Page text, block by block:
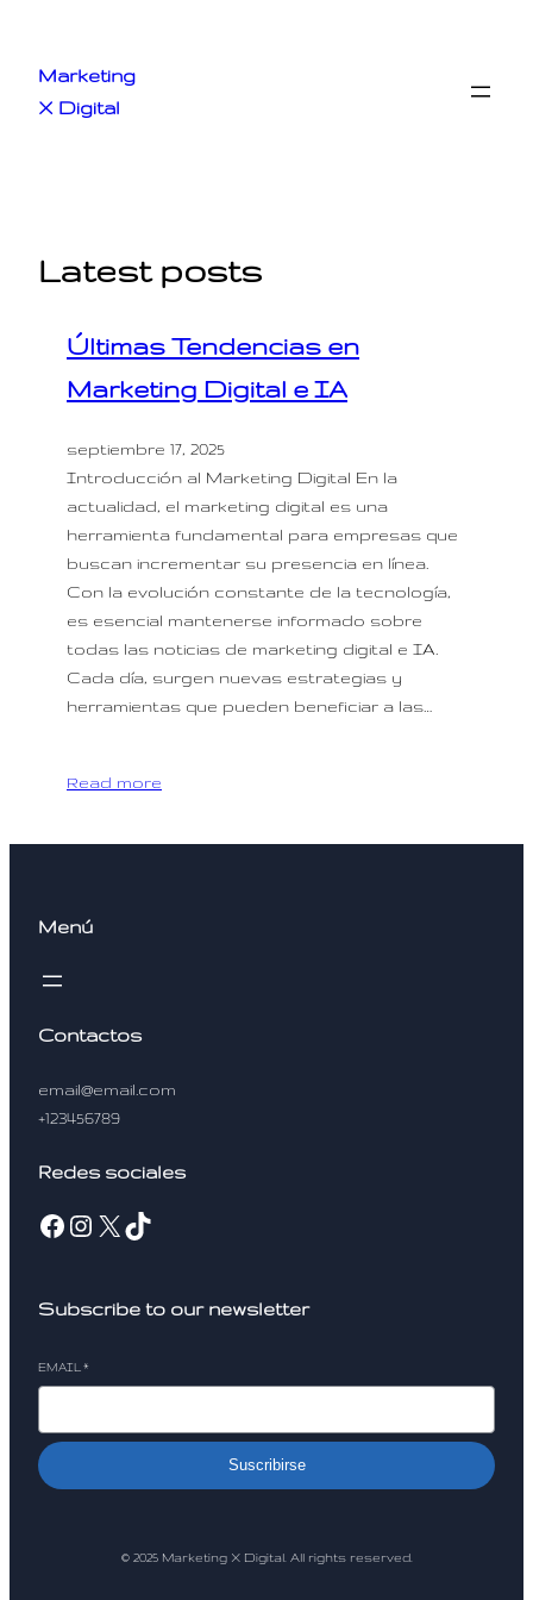
contenido
Marketing
X Digital
Latest posts
Últimas Tendencias en
Marketing Digital e IA
septiembre 17, 2025
Introducción al Marketing Digital En la
actualidad, el marketing digital es una
herramienta fundamental para empresas que
buscan incrementar su presencia en línea.
Con la evolución constante de la tecnología,
es esencial mantenerse informado sobre
todas las noticias de marketing digital e IA.
Cada día, surgen nuevas estrategias y
herramientas que pueden beneficiar a las…
Read more
Menú
Contactos
email@email.com
+123456789
Redes sociales
Facebook Instagram X TikTok
Subscribe to our newsletter
EMAIL *
Suscribirse
© 2025 Marketing X Digital. All rights reserved.